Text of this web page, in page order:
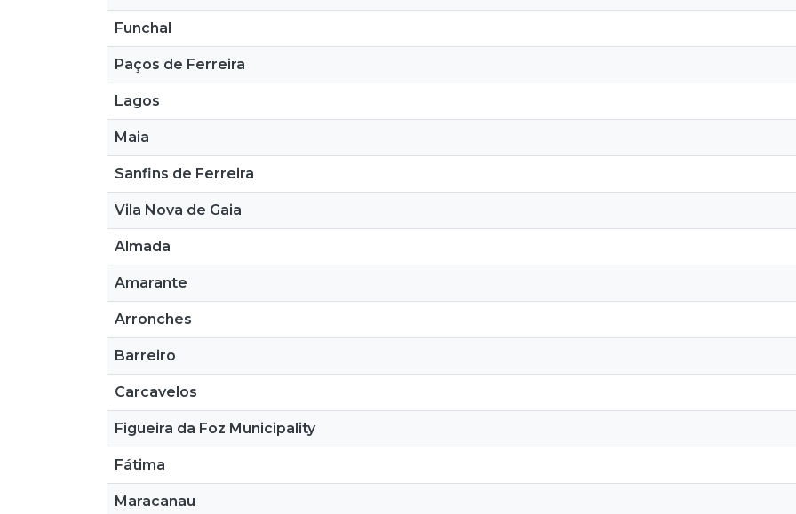
Funchal
Paços de Ferreira
Lagos
Maia
Sanfins de Ferreira
Vila Nova de Gaia
Almada
Amarante
Arronches
Barreiro
Carcavelos
Figueira da Foz Municipality
Fátima
Maracanau